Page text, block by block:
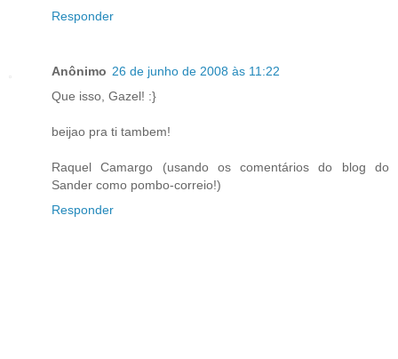
Responder
Anônimo 26 de junho de 2008 às 11:22
Que isso, Gazel! :}
beijao pra ti tambem!
Raquel Camargo (usando os comentários do blog do
Sander como pombo-correio!)
Responder